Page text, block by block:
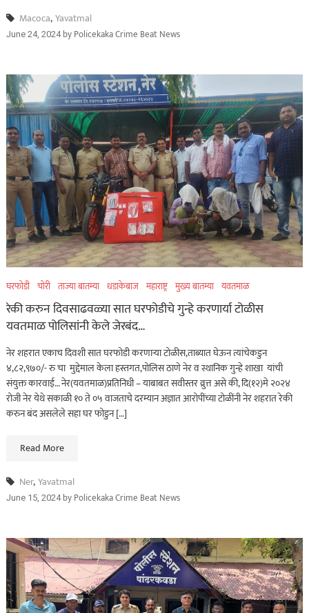
Macoca,Yavatmal
June 24, 2024byPolicekaka Crime Beat News
घरफोडी चोरी ताज्या बातम्या धडाकेबाज महाराष्ट्र मुख्य बातम्या यवतमाळ
रेकी करुन दिवसाढवळ्या सात घरफोडीचे गुन्हे करणार्या टोळीस
यवतमाळ पोलिसांनी केले जेरबंद…
नेर शहरात एकाच दिवशी सात घरफोडी करणाऱ्या टोळीस,ताब्यात घेऊन त्यांचेकडुन
४,८२,९७०/- रु चा मुद्देमाल केला हस्तगत,पोलिस ठाणे नेर व स्थानिक गुन्हे शाखा यांची
संयुक्त कारवाई… नेर(यवतमाळ)प्रतिनिधी – याबाबत सवीस्तर व्रुत्त असे की, दि(१२)मे २०२४
रोजी नेर येथे सकाळी १० ते ०५ वाजताचे दरम्यान अज्ञात आरोपींच्या टोळींनी नेर शहरात रेकी
करुन बंद असलेले सहा घर फोडुन […]
Read More
Ner,Yavatmal
June 15, 2024byPolicekaka Crime Beat News